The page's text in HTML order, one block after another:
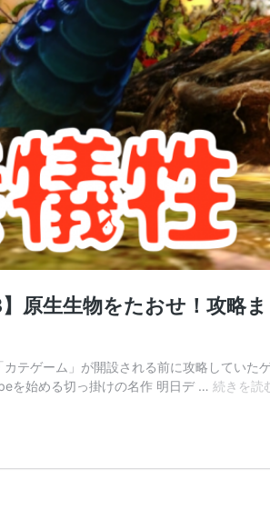
】原生生物をたおせ！攻略
テゲーム」が開設される前に攻略してい
を始める切っ掛けの名作 明日デ … 続きを読